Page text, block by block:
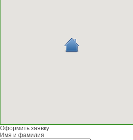
Оформить заявку
Имя и фамилия